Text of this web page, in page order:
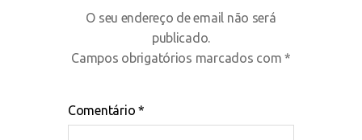
O seu endereço de email não será
publicado.
Campos obrigatórios marcados com*
Comentário*